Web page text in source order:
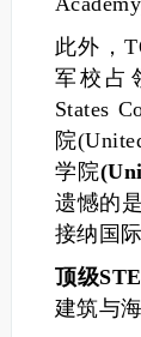
此外，
军校占
States
院
学院
遗憾的
接纳国
顶级
建筑与